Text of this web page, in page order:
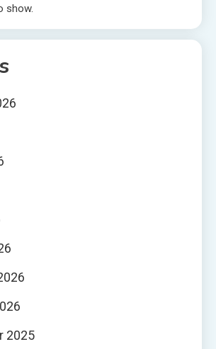
show.
2025